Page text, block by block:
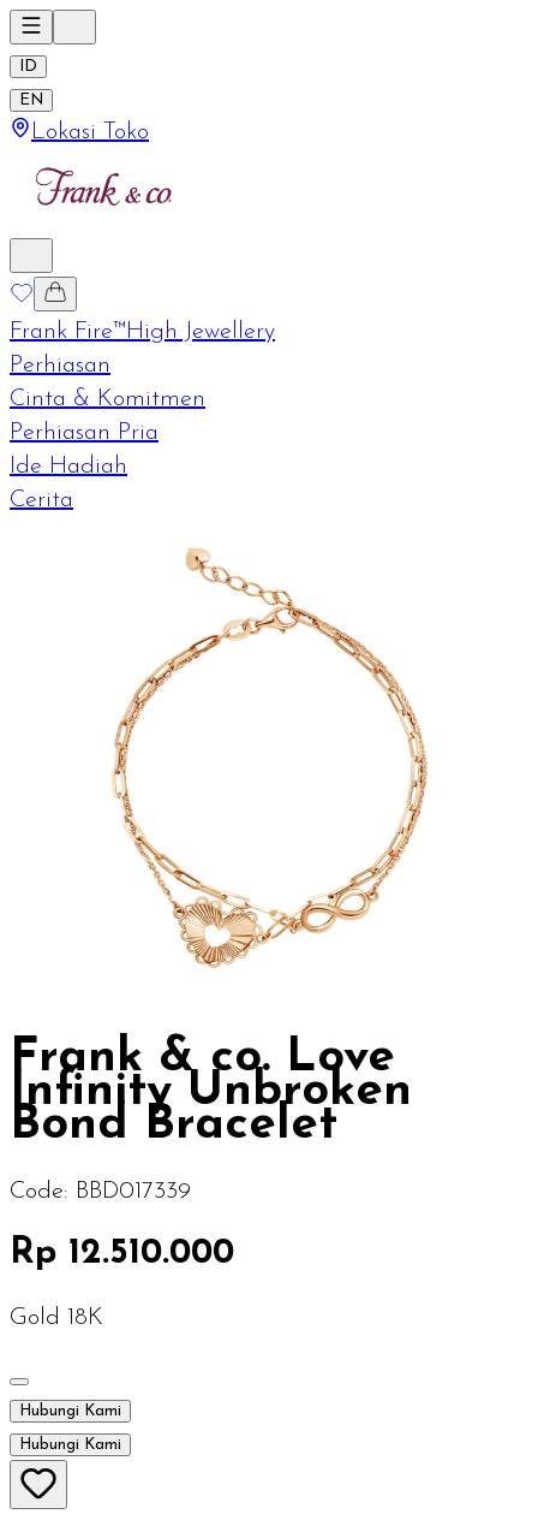
ID
EN
Lokasi Toko
Frank Fire™High Jewellery
Perhiasan
Cinta & Komitmen
Perhiasan Pria
Ide Hadiah
Cerita
Frank & co. Love
Infinity Unbroken
Bond Bracelet
Code: BBD017339
Rp 12.510.000
Gold 18K
Hubungi Kami
Hubungi Kami